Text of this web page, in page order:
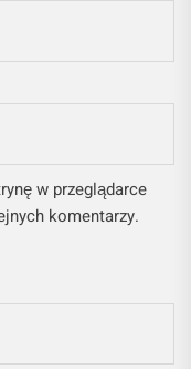
w przeglądarce
komentarzy.